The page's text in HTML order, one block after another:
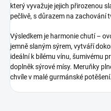
který vyvažuje jejich přirozenou
pečlivě, s důrazem na zachování
Výsledkem je harmonie chutí –
jemně slaným sýrem, vytváří
ideální k bílému vínu, šumivému
doplněk sýrové mísy. Meruňky
chvíle v malé gurmánské potěšení.